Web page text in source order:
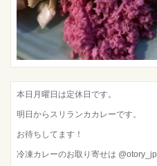
本日月曜日は定休日です。
明日からスリランカカレーです。
お待ちしてます！
冷凍カレーのお取り寄せは @otory_jp